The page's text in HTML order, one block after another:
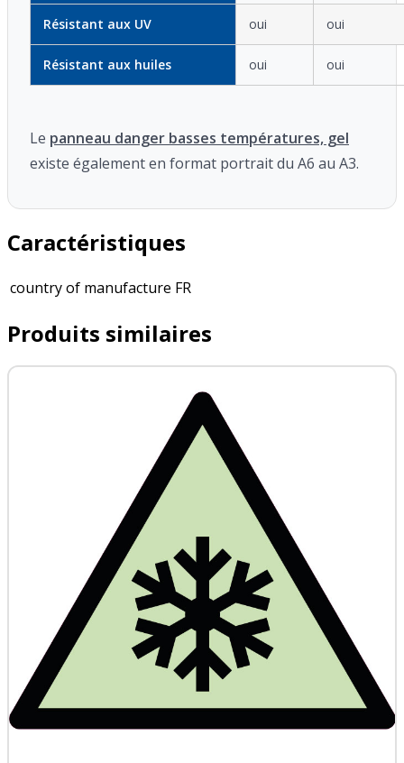
Résistant aux UV oui oui
Résistant aux huiles oui oui
Le panneau danger basses températures, gel
existe également en format portrait du A6 au A3.
Caractéristiques
country of manufacture FR
Produits similaires